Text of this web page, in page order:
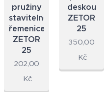
pružiny
stavitelné
řemenice
ZETOR
25
202,00
Kč
deskou
ZETOR
25
350,00
Kč